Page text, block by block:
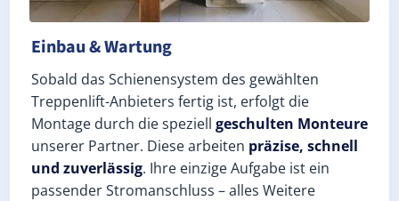
Einbau & Wartung
Sobald das Schienensystem des gewählten
Treppenlift-Anbieters fertig ist, erfolgt die
Montage durch die speziell geschulten Monteure
unserer Partner. Diese arbeiten präzise, schnell
und zuverlässig. Ihre einzige Aufgabe ist ein
passender Stromanschluss – alles Weitere